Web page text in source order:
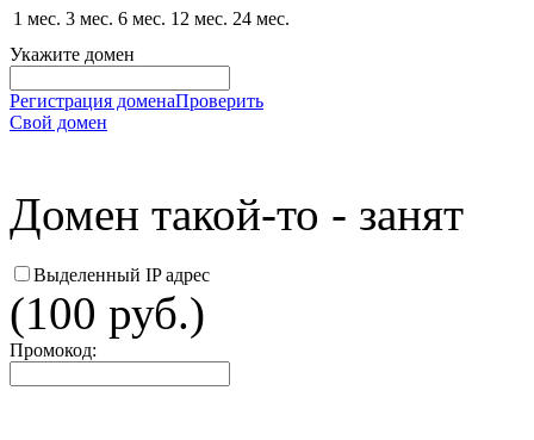
1 мес. 3 мес. 6 мес. 12 мес. 24 мес.
Укажите домен
Регистрация домена
Свой домен
Проверить
Домен такой-то - занят
Выделенный IP адрес
(100 руб.)
Промокод: